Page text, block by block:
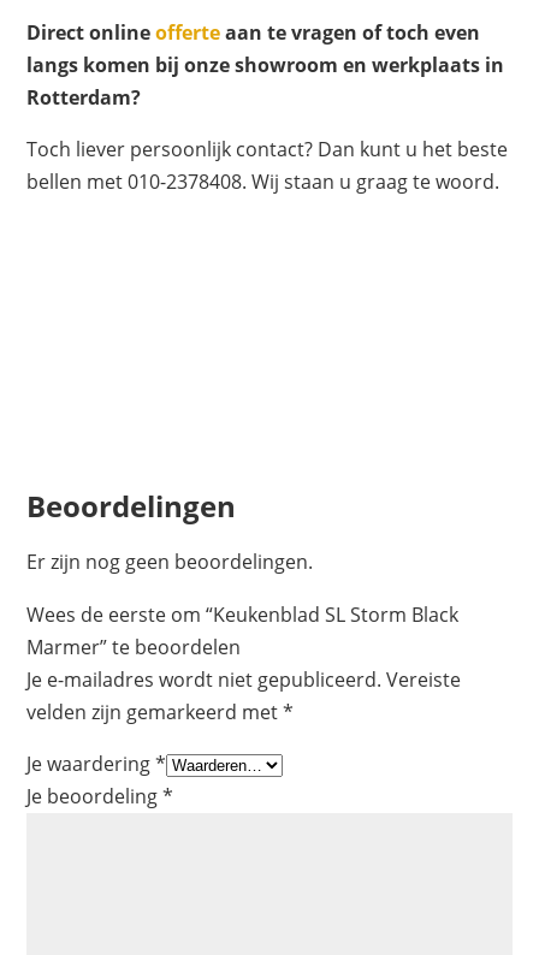
Direct onlineofferteaan te vragen of toch even
langs komen bij onze showroom en werkplaats in
Rotterdam?
Toch liever persoonlijk contact? Dan kunt u het beste
bellen met 010-2378408. Wij staan u graag te woord.
Beoordelingen
Er zijn nog geen beoordelingen.
Wees de eerste om “Keukenblad SL Storm Black
Marmer” te beoordelen
Je e-mailadres wordt niet gepubliceerd. Vereiste
velden zijn gemarkeerd met*
Je waardering*
Je beoordeling*